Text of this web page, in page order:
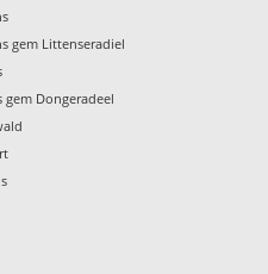
gem Littenseradiel
Dongeradeel